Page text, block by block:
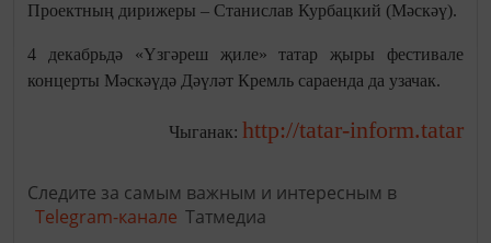
Проектның дирижеры – Станислав Курбацкий (Мәскәү).
4 декабрьдә «Үзгәреш җиле» татар җыры фестивале
концерты Мәскәүдә Дәүләт Кремль сараенда да узачак.
Чыганак: http://tatar-inform.tatar
Следите за самым важным и интересным в
Telegram-канале Татмедиа